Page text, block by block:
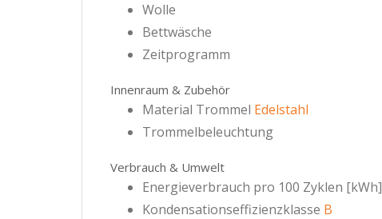
Wolle
Bettwäsche
Zeitprogramm
Innenraum & Zubehör
Material Trommel Edelstahl
Trommelbeleuchtung
Verbrauch & Umwelt
Energieverbrauch pro 100 Zyklen [kWh]
Kondensationseffizienzklasse B